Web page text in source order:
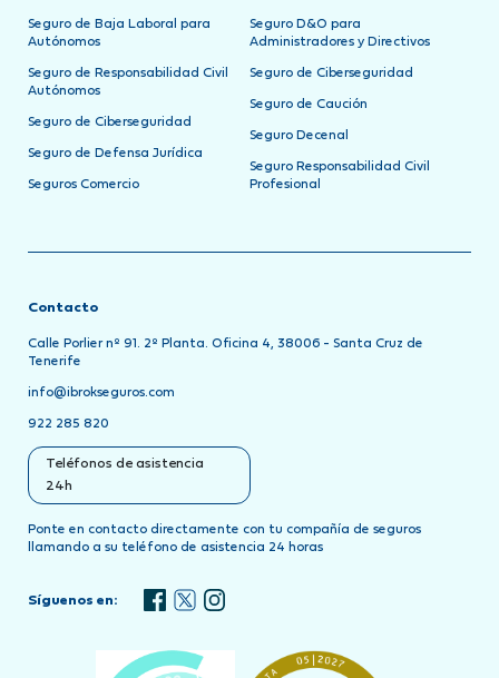
Seguro de Baja Laboral para
Autónomos
Seguro de Responsabilidad Civil
Autónomos
Seguro de Ciberseguridad
Seguro de Defensa Jurídica
Seguros Comercio
Seguro D&O para
Administradores y Directivos
Seguro de Ciberseguridad
Seguro de Caución
Seguro Decenal
Seguro Responsabilidad Civil
Profesional
Contacto
Calle Porlier nº 91. 2º Planta. Oficina 4, 38006 - Santa Cruz de
Tenerife
info@ibrokseguros.com
922 285 820
Teléfonos de asistencia
24h
Ponte en contacto directamente con tu compañía de seguros
llamando a su teléfono de asistencia 24 horas
Síguenos en: